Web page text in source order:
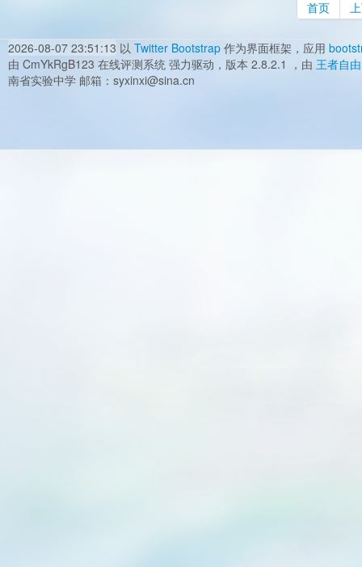
首页
2026-08-07 23:51:13 以 Twitter Bootstrap 作为界面框架，应用
由 CmYkRgB123 在线评测系统 强力驱动，版本 2.8.2.1 ，由 王者自由
南省实验中学 邮箱：syxinxi@sina.cn